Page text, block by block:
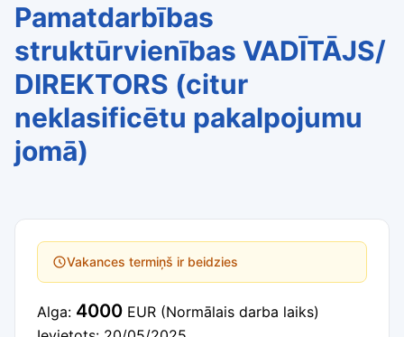
Pamatdarbības
struktūrvienības VADĪTĀJS/
DIREKTORS (citur
neklasificētu pakalpojumu
jomā)
Vakances termiņš ir beidzies
Alga: 4000 EUR (Normālais darba laiks)